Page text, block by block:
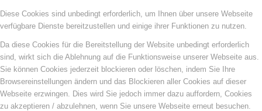
Diese Cookies sind unbedingt erforderlich, um Ihnen über unsere Webseite
verfügbare Dienste bereitzustellen und einige ihrer Funktionen zu nutzen.
Da diese Cookies für die Bereitstellung der Website unbedingt erforderlich
sind, wirkt sich die Ablehnung auf die Funktionsweise unserer Webseite aus.
Sie können Cookies jederzeit blockieren oder löschen, indem Sie Ihre
Browsereinstellungen ändern und das Blockieren aller Cookies auf dieser
Webseite erzwingen. Dies wird Sie jedoch immer dazu auffordern, Cookies
zu akzeptieren / abzulehnen, wenn Sie unsere Webseite erneut besuchen.